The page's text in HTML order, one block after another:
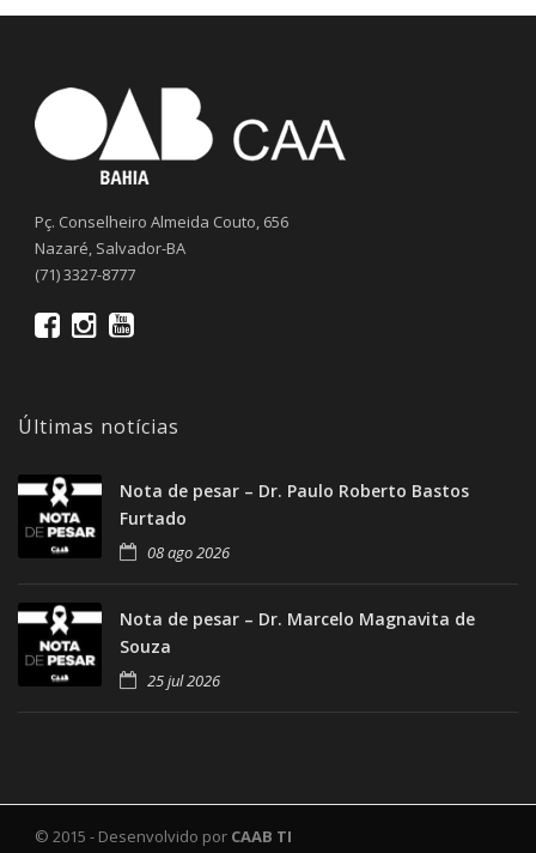
Pç. Conselheiro Almeida Couto, 656
Nazaré, Salvador-BA
(71) 3327-8777
Últimas notícias
Nota de pesar – Dr. Paulo Roberto Bastos
Furtado
08 ago 2026
Nota de pesar – Dr. Marcelo Magnavita de
Souza
25 jul 2026
© 2015 - Desenvolvido por CAAB TI